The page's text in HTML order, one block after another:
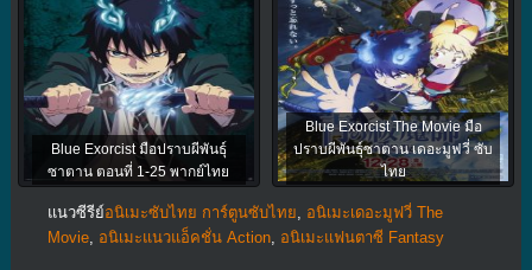
Blue Exorcist มือปราบผีพันธุ์
ซาตาน ตอนที่ 1-25 พากย์ไทย
Blue Exorcist The Movie มือ
ปราบผีพันธุ์ซาตาน เดอะมูฟวี่ ซับ
ไทย
แนวซีรีย์อนิเมะซับไทย การ์ตูนซับไทย
อนิเมะเดอะมูฟวี่ The
Movie, อนิเมะแนวแอ็คชั่น Action, อนิเมะแฟนตาซี Fantasy